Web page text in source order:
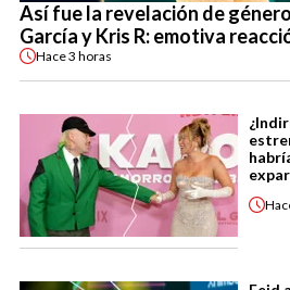
Así fue la revelación de
García y Kris R: emotiva
Hace3 horas